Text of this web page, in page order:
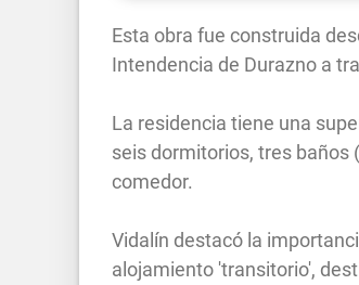
Esta obra fue construida
Intendencia de Durazno a
La residencia tiene una
seis dormitorios, tres baños
comedor.
Vidalín destacó la
alojamiento 'transitorio',